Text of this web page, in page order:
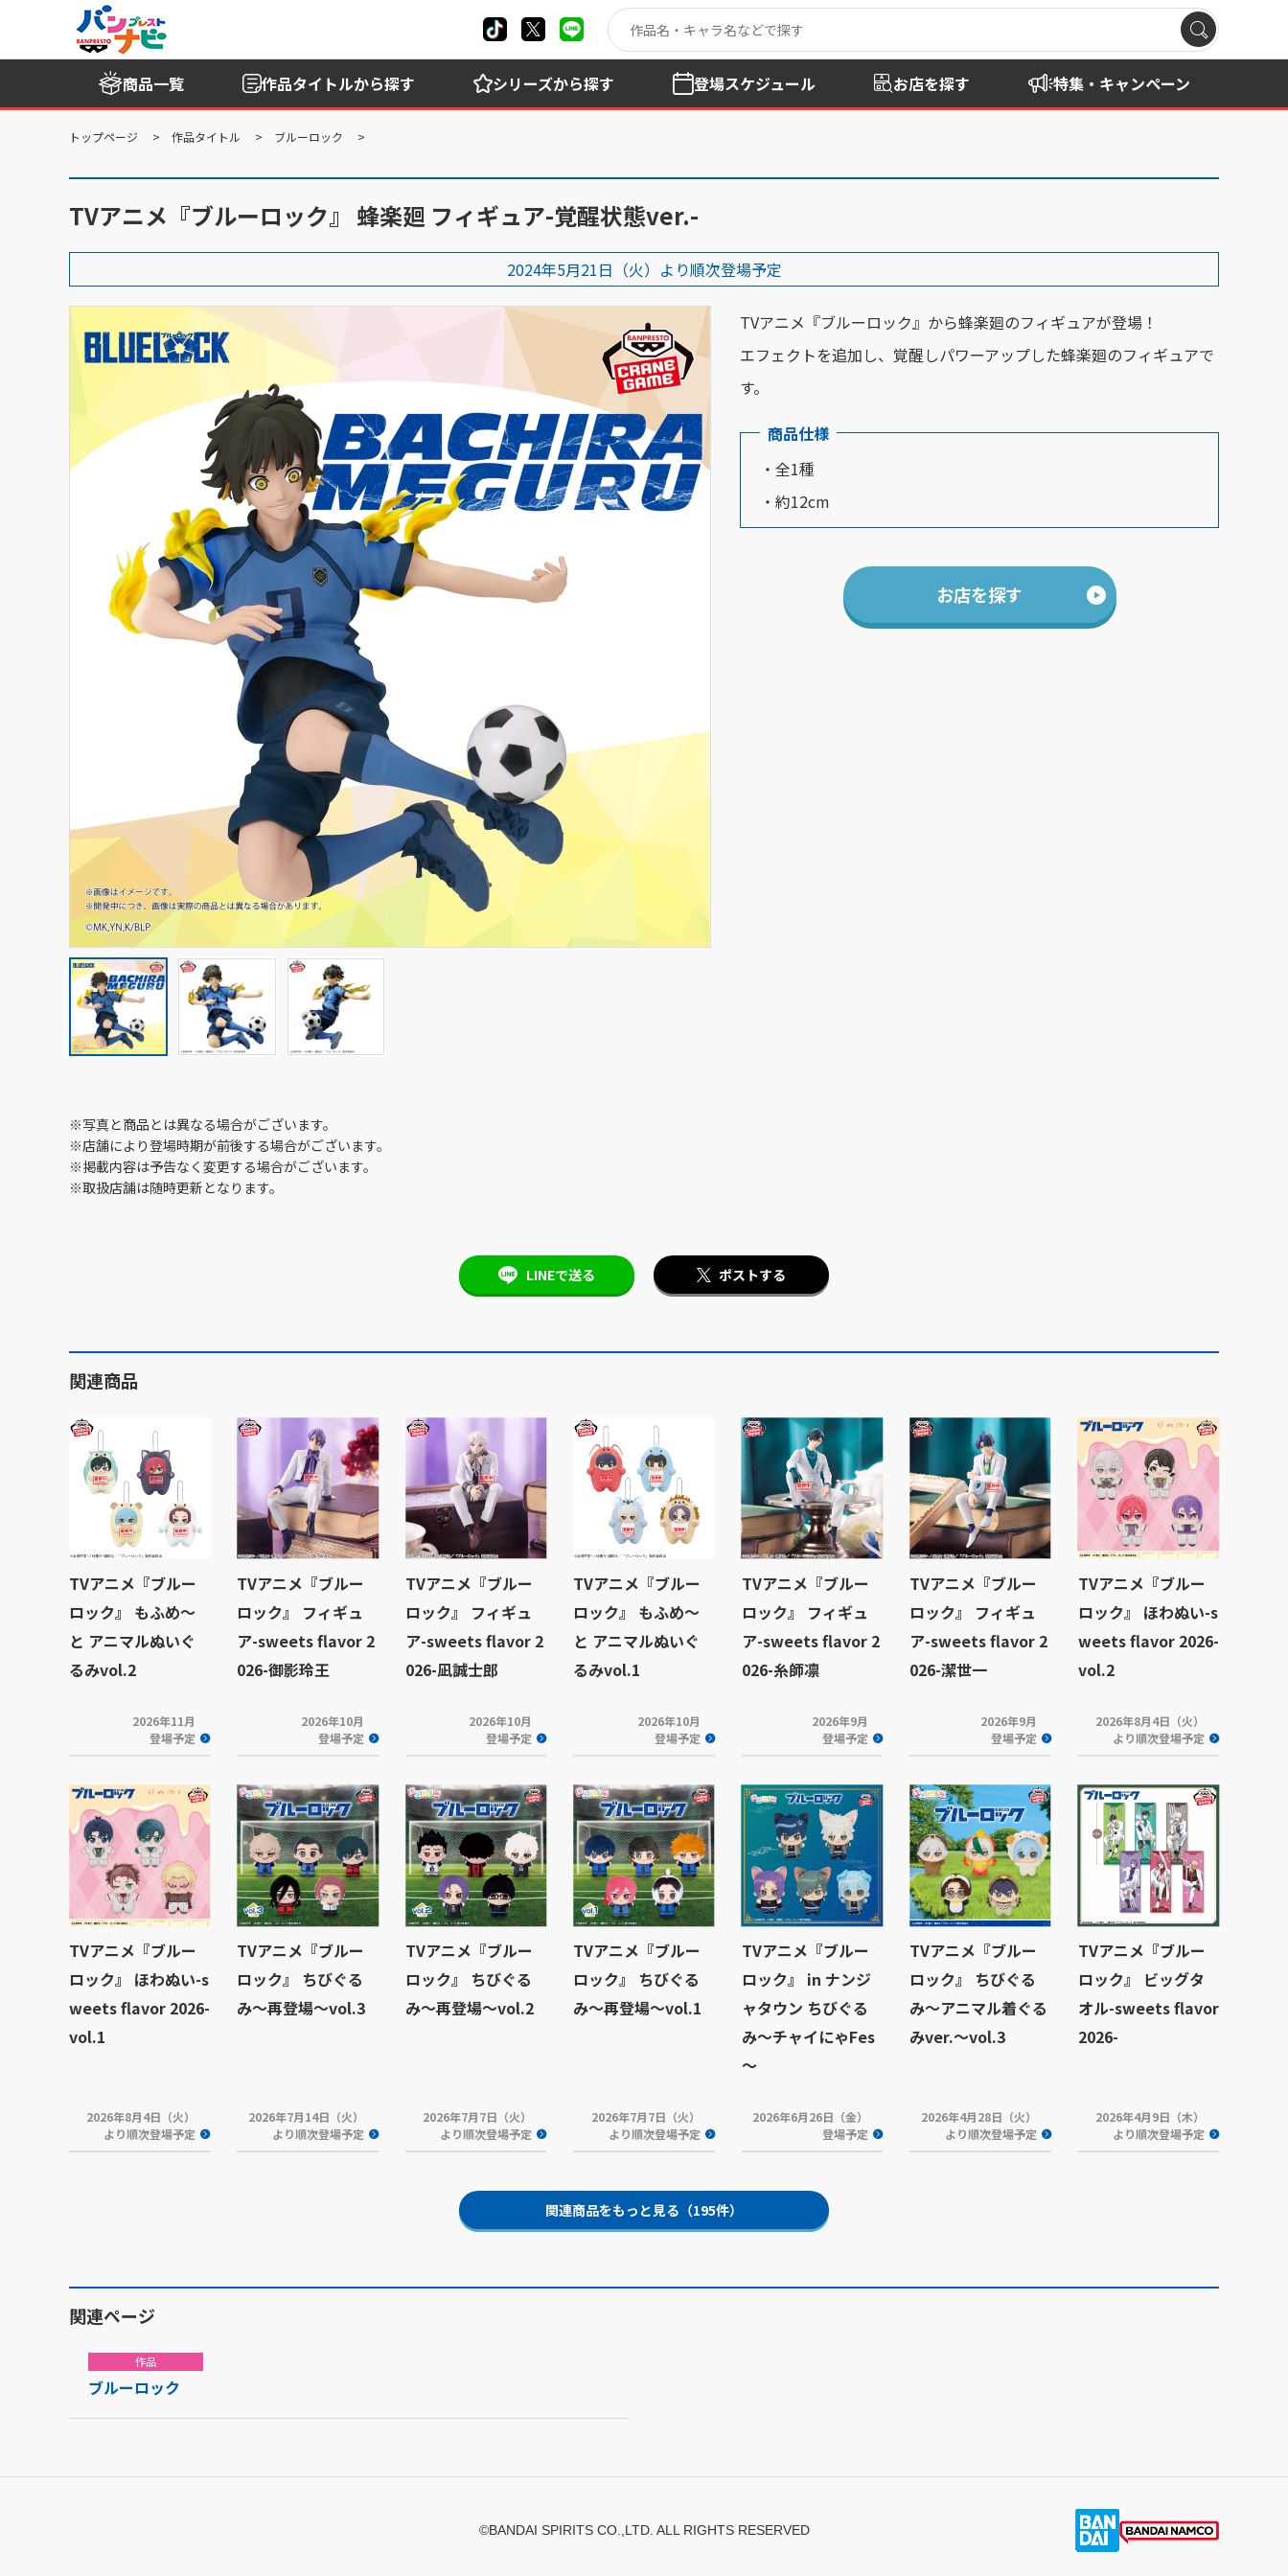
商品一覧 作品タイトルから探す シリーズから探す 登場スケジュール お店を探す 特集・キャンペーン
トップページ 作品タイトル ブルーロック
TVアニメ『ブルーロック』 蜂楽廻 フィギュア-覚醒状態ver.-
2024年5月21日（火）より順次登場予定
TVアニメ『ブルーロック』から蜂楽廻のフィギュアが登場！
エフェクトを追加し、覚醒しパワーアップした蜂楽廻のフィギュアで
す。
商品仕様
・全1種
・約12cm
お店を探す
※写真と商品とは異なる場合がございます。
※店舗により登場時期が前後する場合がございます。
※掲載内容は予告なく変更する場合がございます。
※取扱店舗は随時更新となります。
LINEで送る ポストする
関連商品
TVアニメ『ブルー
ロック』 もふめ～
と アニマルぬいぐ
るみvol.2
2026年11月
登場予定
TVアニメ『ブルー
ロック』 フィギュ
ア-sweets flavor 2
026-御影玲王
2026年10月
登場予定
TVアニメ『ブルー
ロック』 フィギュ
ア-sweets flavor 2
026-凪誠士郎
2026年10月
登場予定
TVアニメ『ブルー
ロック』 もふめ～
と アニマルぬいぐ
るみvol.1
2026年10月
登場予定
TVアニメ『ブルー
ロック』 フィギュ
ア-sweets flavor 2
026-糸師凛
2026年9月
登場予定
TVアニメ『ブルー
ロック』 フィギュ
ア-sweets flavor 2
026-潔世一
2026年9月
登場予定
TVアニメ『ブルー
ロック』 ほわぬい-s
weets flavor 2026-
vol.2
2026年8月4日（火）
より順次登場予定
TVアニメ『ブルー
ロック』 ほわぬい-s
weets flavor 2026-
vol.1
2026年8月4日（火）
より順次登場予定
TVアニメ『ブルー
ロック』 ちびぐる
み～再登場～vol.3
2026年7月14日（火）
より順次登場予定
TVアニメ『ブルー
ロック』 ちびぐる
み～再登場～vol.2
2026年7月7日（火）
より順次登場予定
TVアニメ『ブルー
ロック』 ちびぐる
み～再登場～vol.1
2026年7月7日（火）
より順次登場予定
TVアニメ『ブルー
ロック』 in ナンジ
ャタウン ちびぐる
み～チャイにゃFes
～
2026年6月26日（金）
登場予定
TVアニメ『ブルー
ロック』 ちびぐる
み～アニマル着ぐる
みver.～vol.3
2026年4月28日（火）
より順次登場予定
TVアニメ『ブルー
ロック』 ビッグタ
オル-sweets flavor
2026-
2026年4月9日（木）
より順次登場予定
関連商品をもっと見る（195件）
関連ページ
作品
ブルーロック
©BANDAI SPIRITS CO.,LTD. ALL RIGHTS RESERVED